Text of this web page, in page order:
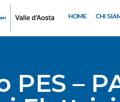
HOME CHI
PES –